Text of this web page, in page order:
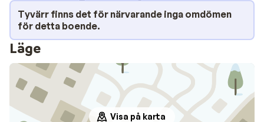
Tyvärr finns det för närvarande inga omdömen
för detta boende.
Läge
Visa på karta